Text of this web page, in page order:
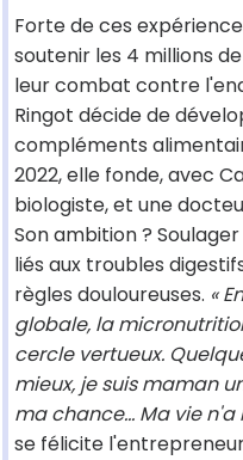
Forte de ces
soutenir les 4 millions
leur combat contre
Ringot décide de
compléments
2022, elle fonde, avec
biologiste, et une
Son ambition ?
liés aux troubles
règles douloureuses. «
globale, la
cercle vertueux.
mieux, je suis maman
ma chance… Ma vie n'a
se félicite